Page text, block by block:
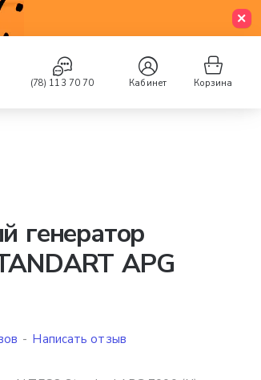
(78) 113 70 70 Кабинет Корзина
генератор
APG
- Написать отзыв